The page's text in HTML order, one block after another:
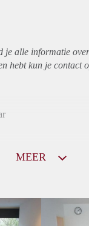
je alle informatie
hebt kun je contact
MEER